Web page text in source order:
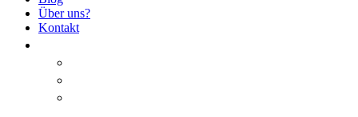
Über uns?
Kontakt